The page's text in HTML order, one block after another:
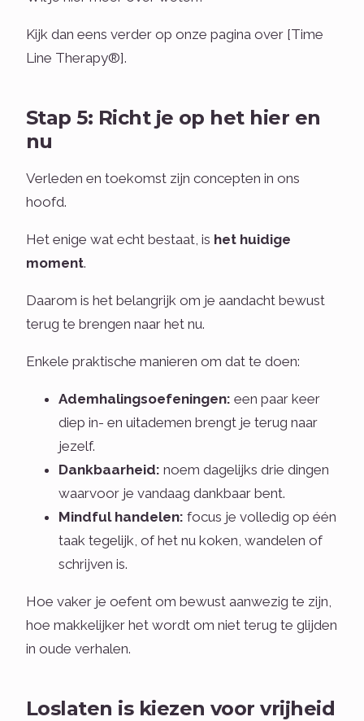
Kijk dan eens verder op onze pagina over [Time
Line Therapy®].
Stap 5: Richt je op het hier en
nu
Verleden en toekomst zijn concepten in ons
hoofd.
Het enige wat echt bestaat, is het huidige
moment.
Daarom is het belangrijk om je aandacht bewust
terug te brengen naar het nu.
Enkele praktische manieren om dat te doen:
Ademhalingsoefeningen: een paar keer
diep in- en uitademen brengt je terug naar
jezelf.
Dankbaarheid: noem dagelijks drie dingen
waarvoor je vandaag dankbaar bent.
Mindful handelen: focus je volledig op één
taak tegelijk, of het nu koken, wandelen of
schrijven is.
Hoe vaker je oefent om bewust aanwezig te zijn,
hoe makkelijker het wordt om niet terug te glijden
in oude verhalen.
Loslaten is kiezen voor vrijheid